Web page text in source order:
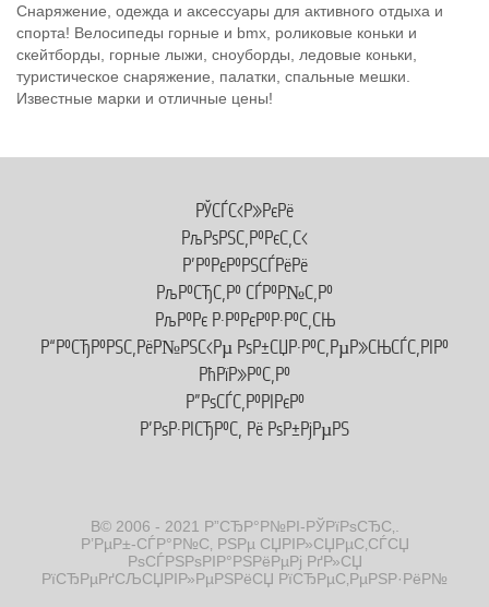
Снаряжение, одежда и аксессуары для активного отдыха и
спорта! Велосипеды горные и bmx, роликовые коньки и
скейтборды, горные лыжи, сноуборды, ледовые коньки,
туристическое снаряжение, палатки, спальные мешки.
Известные марки и отличные цены!
РЎСЃС‹Р»РєРё
РљРѕРЅС‚Р°РєС‚С‹
Р’Р°РєР°РЅСЃРёРё
РљР°СЂС‚Р° СЃР°Р№С‚Р°
РљР°Рє Р·Р°РєР°Р·Р°С‚СЊ
Р“Р°СЂР°РЅС‚РёР№РЅС‹Рµ РѕР±СЏР·Р°С‚РµР»СЊСЃС‚РІР°
РћРїР»Р°С‚Р°
Р”РѕСЃС‚Р°РІРєР°
Р’РѕР·РІСЂР°С‚ Рё РѕР±РјРµРЅ
В© 2006 - 2021 Р”СЂР°Р№РІ-РЎРїРѕСЂС‚.
Р’РµР±-СЃР°Р№С‚ РЅРµ СЏРІР»СЏРµС‚СЃСЏ
РѕСЃРЅРѕРІР°РЅРёРµРј РґР»СЏ
РїСЂРµРґСЉСЏРІР»РµРЅРёСЏ РїСЂРµС‚РµРЅР·РёР№